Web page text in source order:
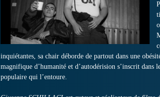
inquiétantes, sa chair déborde de partout dans une
magnifique d’humanité et d’autodérision s’inscrit
populaire qui l’entoure.